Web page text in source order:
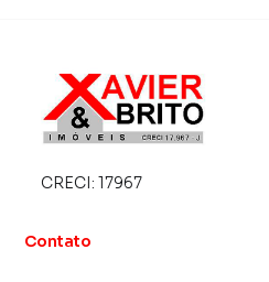
CRECI: 17967
Contato